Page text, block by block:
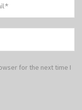
for the next time I